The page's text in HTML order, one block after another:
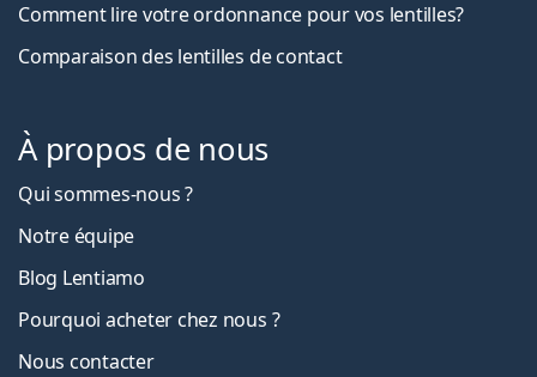
Comment lire votre ordonnance pour vos lentilles?
Comparaison des lentilles de contact
À propos de nous
Qui sommes-nous ?
Notre équipe
Blog Lentiamo
Pourquoi acheter chez nous ?
Nous contacter